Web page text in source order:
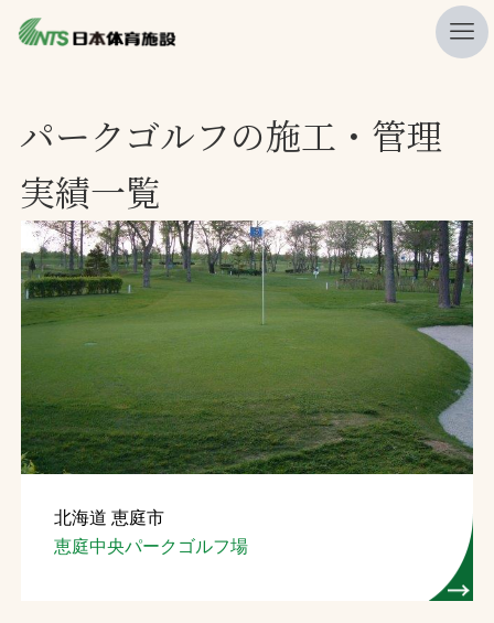
プレスリリース
レポート
製品・サービス一覧
施工・管理実績一覧
会社概要
採用情報
検索
お問合せ
パークゴルフの施工・管理
実績一覧
北海道 恵庭市
恵庭中央パークゴルフ場